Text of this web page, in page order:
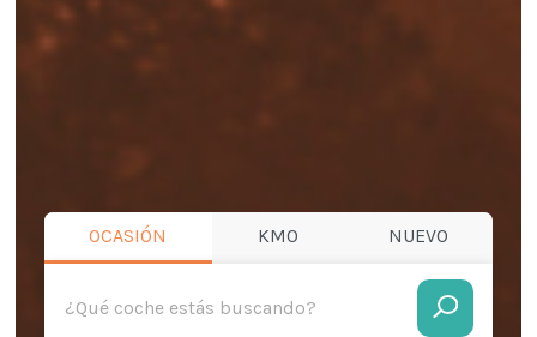
OCASIÓN KM0 NUEVO